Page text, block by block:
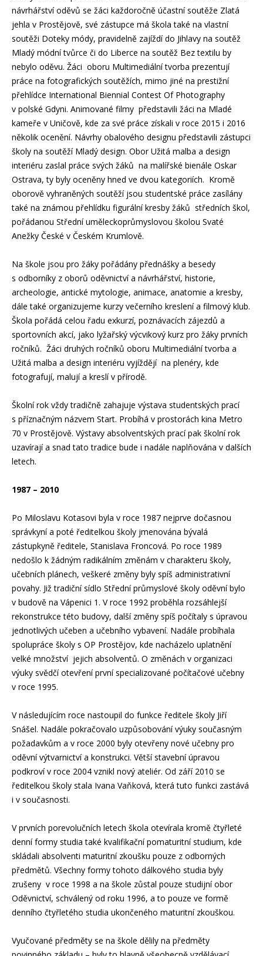
návrhářství oděvů se žáci každoročně účastní soutěže Zlatá
jehla v Prostějově, své zástupce má škola také na vlastní
soutěži Doteky módy, pravidelně zajíždí do Jihlavy na soutěž
Mladý módní tvůrce či do Liberce na soutěž Bez textilu by
nebylo oděvu. Žáci oboru Multimediální tvorba prezentují
práce na fotografických soutěžích, mimo jiné na prestižní
přehlídce International Biennial Contest Of Photography
v polské Gdyni. Animované filmy představili žáci na Mladé
kameře v Uničově, kde za své práce získali v roce 2015 i 2016
několik ocenění. Návrhy obalového designu představili zástupci
školy na soutěží Mladý design. Obor Užitá malba a design
interiéru zaslal práce svých žáků na malířské bienále Oskar
Ostrava, ty byly oceněny hned ve dvou kategoriích. Kromě
oborově vyhraněných soutěží jsou studentské práce zasílány
také na známou přehlídku figurální kresby žáků středních škol,
pořádanou Střední uměleckoprůmyslovou školou Svaté
Anežky České v Českém Krumlově.
Na škole jsou pro žáky pořádány přednášky a besedy
s odborníky z oborů oděvnictví a návrhářství, historie,
archeologie, antické mytologie, animace, anatomie a kresby,
dále také organizujeme kurzy večerního kreslení a filmový klub.
Škola pořádá celou řadu exkurzí, poznávacích zájezdů a
sportovních akcí, jako lyžařský výcvikový kurz pro žáky prvních
ročníků. Žáci druhých ročníků oboru Multimediální tvorba a
Užitá malba a design interiéru vyjíždějí na plenéry, kde
fotografují, malují a kreslí v přírodě.
Školní rok vždy tradičně zahajuje výstava studentských prací
s příznačným názvem Start. Probíhá v prostorách kina Metro
70 v Prostějově. Výstavy absolventských prací pak školní rok
uzavírají a snad tato tradice bude i nadále naplňována v dalších
letech.
1987 – 2010
Po Miloslavu Kotasovi byla v roce 1987 nejprve dočasnou
správkyní a poté ředitelkou školy jmenována bývalá
zástupkyně ředitele, Stanislava Froncová. Po roce 1989
nedošlo k žádným radikálním změnám v charakteru školy,
učebních plánech, veškeré změny byly spíš administrativní
povahy. Již tradiční sídlo Střední průmyslové školy oděvní bylo
v budově na Vápenici 1. V roce 1992 proběhla rozsáhlejší
rekonstrukce této budovy, další změny spíš počítaly s úpravou
jednotlivých učeben a učebního vybavení. Nadále probíhala
spolupráce školy s OP Prostějov, kde nacházelo uplatnění
velké množství jejich absolventů. O změnách v organizaci
výuky svědčí otevření první specializované počítačové učebny
v roce 1995.
V následujícím roce nastoupil do funkce ředitele školy Jiří
Snášel. Nadále pokračovalo uzpůsobování výuky současným
požadavkům a v roce 2000 byly otevřeny nové učebny pro
oděvní výtvarnictví a konstrukci. Větší stavební úpravou
podkroví v roce 2004 vznikl nový ateliér. Od září 2010 se
ředitelkou školy stala Ivana Vaňková, která tuto funkci zastává
i v současnosti.
V prvních porevolučních letech škola otevírala kromě čtyřleté
denní formy studia také kvalifikační pomaturitní studium, kde
skládali absolventi maturitní zkoušku pouze z odborných
předmětů. Všechny formy tohoto dálkového studia byly
zrušeny v roce 1998 a na škole zůstal pouze studijní obor
Oděvnictví, schválený od roku 1996, a to pouze ve formě
denního čtyřletého studia ukončeného maturitní zkouškou.
Vyučované předměty se na škole dělily na předměty